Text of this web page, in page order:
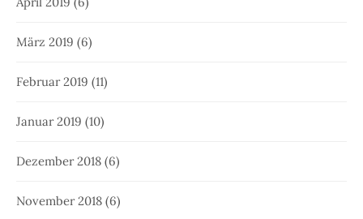
März 2019 (6)
Februar 2019 (11)
Januar 2019 (10)
Dezember 2018 (6)
November 2018 (6)